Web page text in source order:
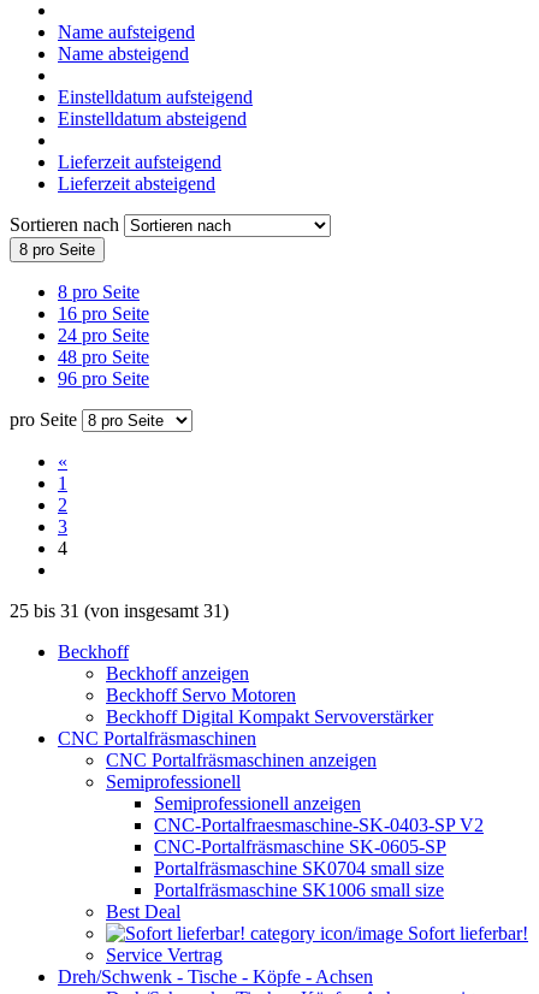
Name aufsteigend
Name absteigend
Einstelldatum aufsteigend
Einstelldatum absteigend
Lieferzeit aufsteigend
Lieferzeit absteigend
Sortieren nach
8 pro Seite
8 pro Seite
16 pro Seite
24 pro Seite
48 pro Seite
96 pro Seite
pro Seite
«
1
2
3
4
25 bis 31 (von insgesamt 31)
Beckhoff
Beckhoff anzeigen
Beckhoff Servo Motoren
Beckhoff Digital Kompakt Servoverstärker
CNC Portalfräsmaschinen
CNC Portalfräsmaschinen anzeigen
Semiprofessionell
Semiprofessionell anzeigen
CNC-Portalfraesmaschine-SK-0403-SP V2
CNC-Portalfräsmaschine SK-0605-SP
Portalfräsmaschine SK0704 small size
Portalfräsmaschine SK1006 small size
Best Deal
Sofort lieferbar!
Service Vertrag
Dreh/Schwenk - Tische - Köpfe - Achsen